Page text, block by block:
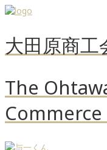
大田原商工
The